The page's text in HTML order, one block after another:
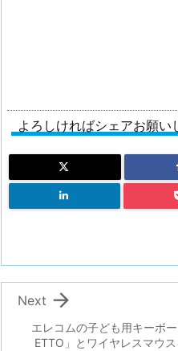
よろしければシェアお願い
エレコムの子ども用キーボ
ETTO」とワイヤレスマウ

Next